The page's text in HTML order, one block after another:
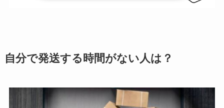
自分で発送する時間がない人は？